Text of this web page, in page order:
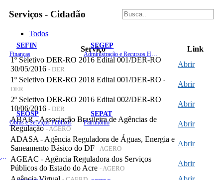
SEFIN
Finanças
SEGEP
SEOSP
Obras e Serviços Públicos
SEPAT
Patrimônio
Serviços - Cidadão
Todos
Serviço
Link
1º Seletivo DER-RO 2016 Edital 001/DER-RO
30/05/2016 - DER
Abrir
1º Seletivo DER-RO 2018 Edital 001/DER-RO -
DER
Abrir
2º Seletivo DER-RO 2016 Edital 002/DER-RO
10/06/2016 - DER
Abrir
ABAR - Associação Brasileira de Agências de
Regulação- AGERO
Abrir
ADASA - Agência Reguladora de Águas, Energia e
Saneamento Básico do DF - AGERO
Abrir
AGEAC - Agência Reguladora dos Serviços
Públicos do Estado do Acre - AGERO
Abrir